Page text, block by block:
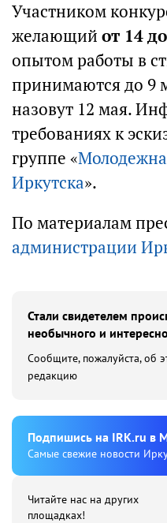
Участником
желающий от 14
опытом работы в
принимаются до 9
назовут 12 мая.
требованиях к
группе «
Иркутска».
По материалам
администрации
Стали свидетелем
необычного и
Сообщите, пожалуйста, об
редакцию
Подпишиcь на IRK.ru в
Cамые свежие новости
Читайте нас на других
площадках!